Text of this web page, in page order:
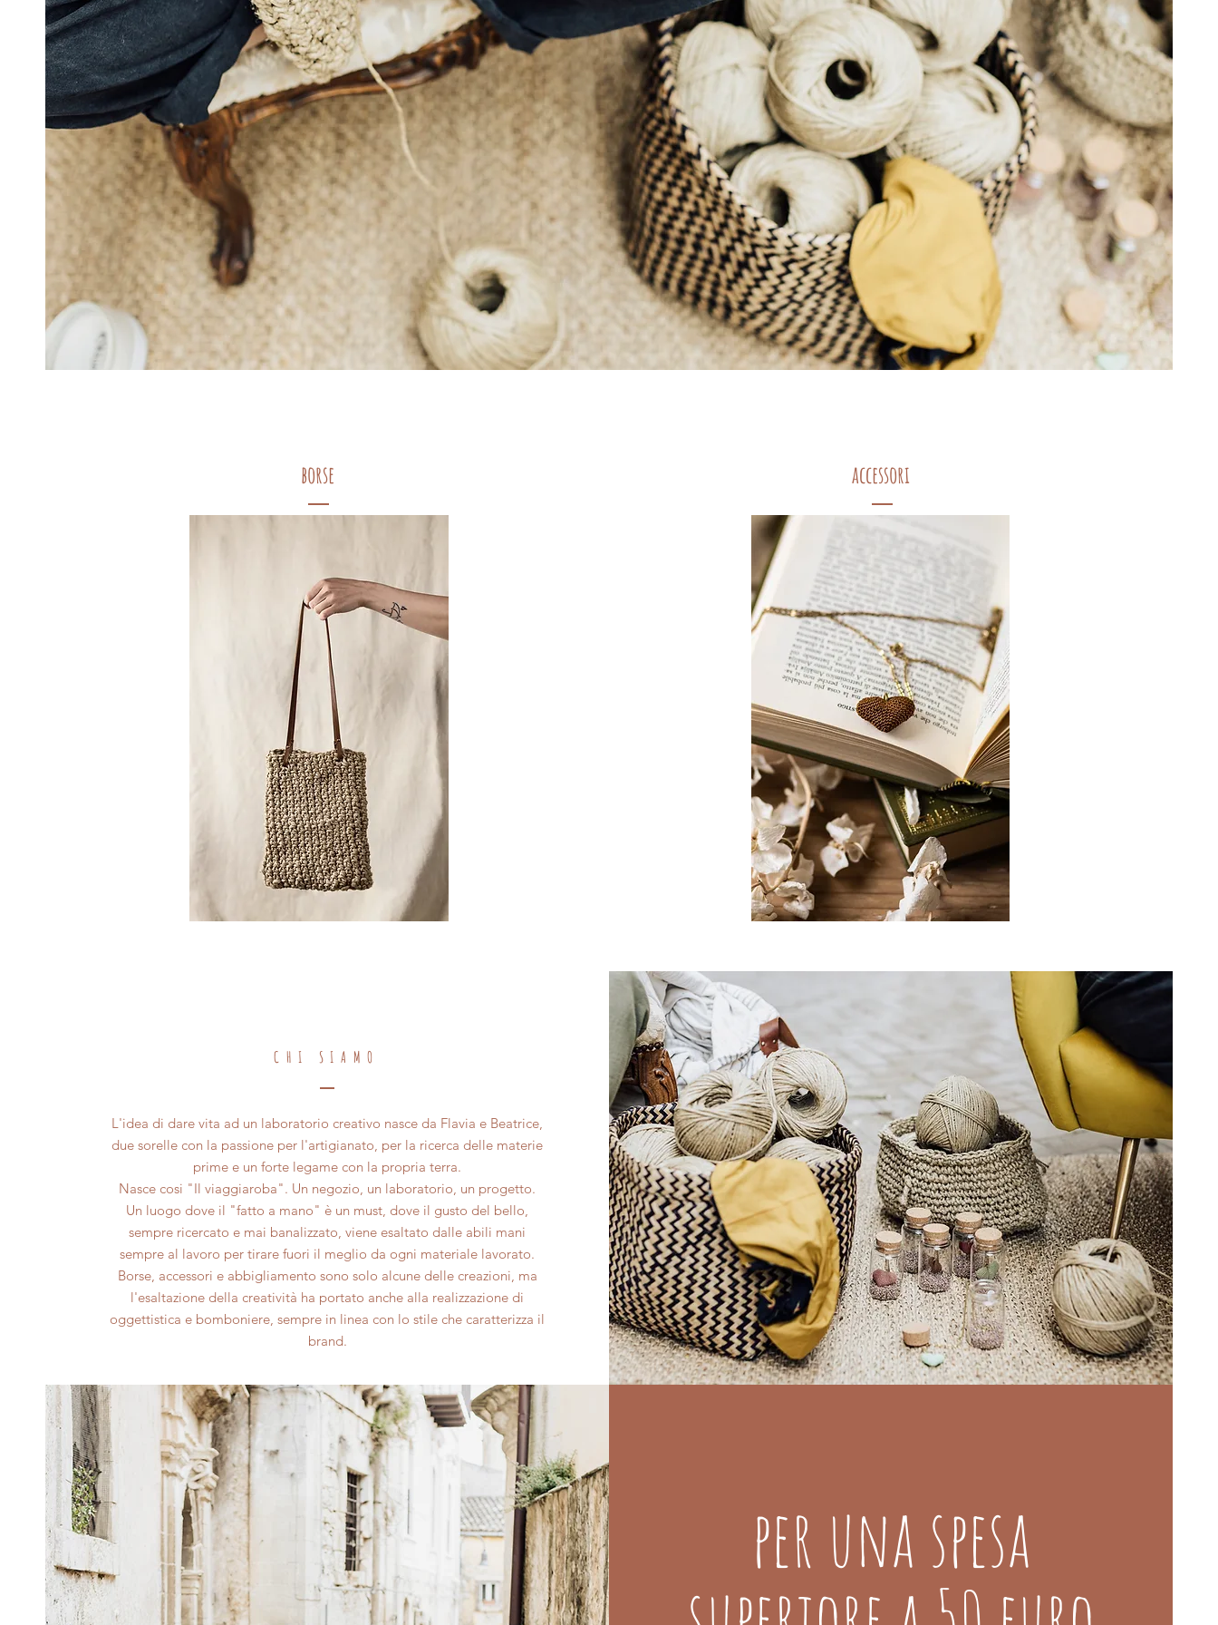
borse accessori
per una spesa
CHI SIAMO
L'idea di dare vita ad un laboratorio creativo nasce da Flavia e Beatrice,
due sorelle con la passione per l'artigianato, per la ricerca delle materie
prime e un forte legame con la propria terra.
Nasce cosi "Il viaggiaroba". Un negozio, un laboratorio, un progetto.
Un luogo dove il "fatto a mano" è un must, dove il gusto del bello,
sempre ricercato e mai banalizzato, viene esaltato dalle abili mani
sempre al lavoro per tirare fuori il meglio da ogni materiale lavorato.
Borse, accessori e abbigliamento sono solo alcune delle creazioni, ma
l'esaltazione della creatività ha portato anche alla realizzazione di
oggettistica e bomboniere, sempre in linea con lo stile che caratterizza il
brand.